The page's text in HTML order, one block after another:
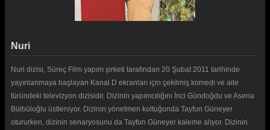
GENÇLİK
DİZİ HABERLERİ
Nuri
Nuri dizisi, Süreç Film yapım şirketi tarafından 20 Şubat 2011 tarihinde
yayınlanmaya başlayan Kanal D ekranları için çekilmiş komedi ve aile
türündeki televizyon dizisidir. Dizinin yapımcılığını İnci Gündoğdu ve Asena
Bülbüloğlu üstleniyor. Dizinin yönetmen koltuğunda Tayfun Güneyer
otururken, dizinin senaryosunu da Tayfun Güneyer kaleme alıyor. Dizinin